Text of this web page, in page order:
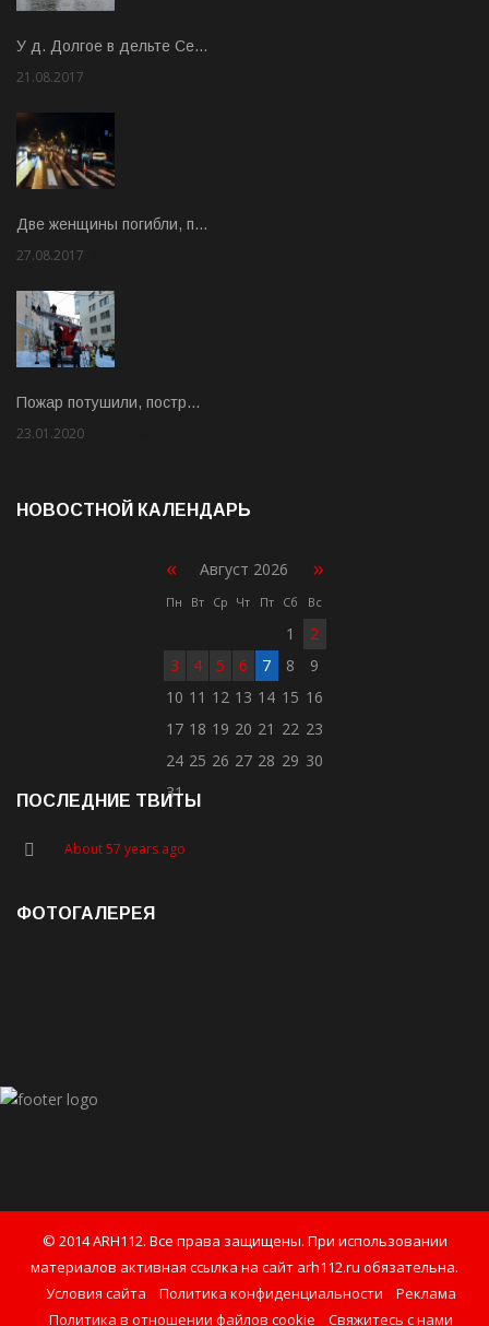
У д. Долгое в дельте Се…
21.08.2017
Две женщины погибли, п…
27.08.2017
Пожар потушили, постр…
23.01.2020
НОВОСТНОЙ КАЛЕНДАРЬ
« Август 2026 »
Пн Вт Ср Чт Пт Сб Вс
1
2
3
4 5 6 7 8
9
10 11 12 13 14 15 16
17 18 19 20 21 22 23
24 25 26 27 28 29 30
31
ПОСЛЕДНИЕ ТВИТЫ
About 57 years ago
ФОТОГАЛЕРЕЯ
© 2014 ARH112. Все права защищены. При использовании
материалов активная ссылка на сайт arh112.ru обязательна.
Условия сайта
Политика конфиденциальности
Реклама
Политика в отношении файлов cookie
Свяжитесь с нами